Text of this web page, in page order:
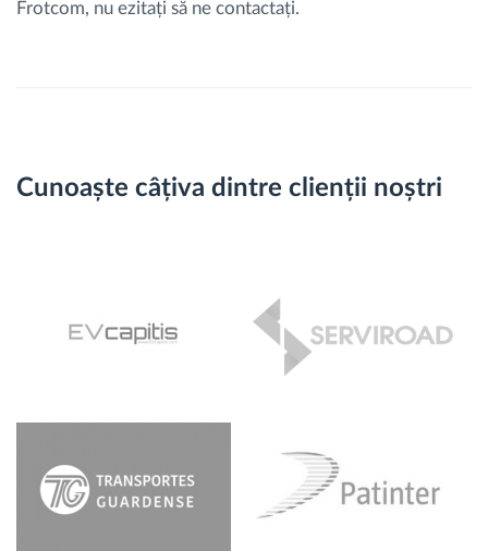
Frotcom, nu ezitați să ne contactați.
Cunoaște câțiva dintre clienții noștri